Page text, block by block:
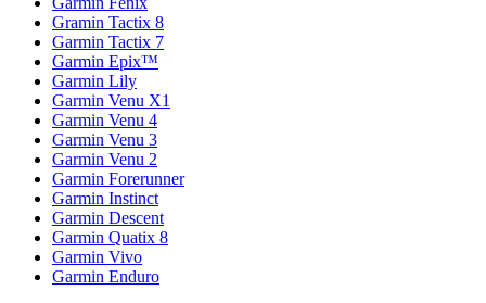
Gramin Tactix 8
Garmin Tactix 7
Garmin Epix™
Garmin Lily
Garmin Venu X1
Garmin Venu 4
Garmin Venu 3
Garmin Venu 2
Garmin Forerunner
Garmin Instinct
Garmin Descent
Garmin Quatix 8
Garmin Vivo
Garmin Enduro